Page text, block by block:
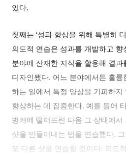
있다.
첫째는 ‘성과 향상을 위해 특별히
의도적 연습은 성과를 개발하고
분야에 산재한 지식을 활용해 결과
디자인됐다. 어느 분야에서든 훌륭
하는 일에서 특정 양상을 기피하지
향상하는 데 집중한다. 예를 들어
벙커에 떨어뜨린 다음 그 상태에서
샷을 만들어내는 법을 연습했다.
또 다른 샷을 연습할 것이다. 의도